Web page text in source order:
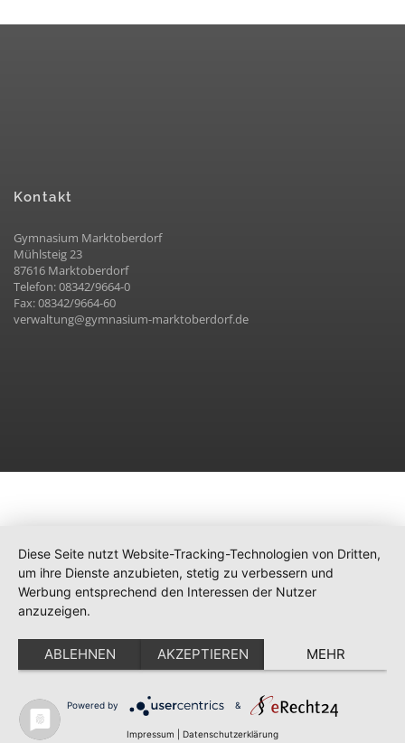
Kontakt
Gymnasium Marktoberdorf
Mühlsteig 23
87616 Marktoberdorf
Telefon: 08342/9664-0
Fax: 08342/9664-60
verwaltung@gymnasium-marktoberdorf.de
Diese Seite nutzt Website-Tracking-Technologien von Dritten,
um ihre Dienste anzubieten, stetig zu verbessern und
Werbung entsprechend den Interessen der Nutzer
anzuzeigen.
ABLEHNEN AKZEPTIEREN MEHR
Powered by &
Impressum Datenschutzerklärung